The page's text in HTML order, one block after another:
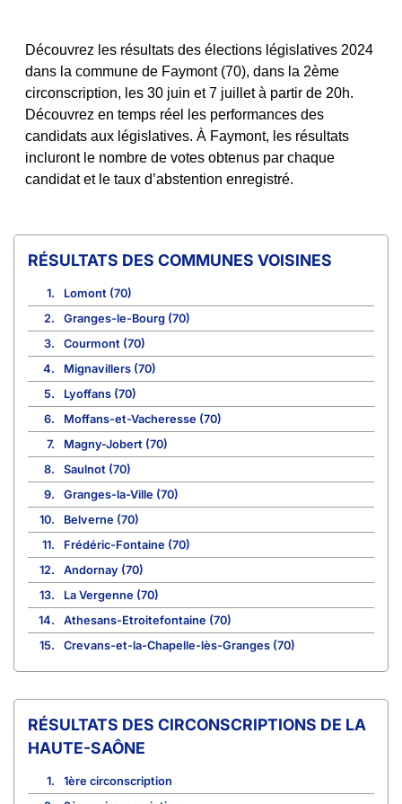
Découvrez les résultats des élections législatives 2024
dans la commune de Faymont (70), dans la 2ème
circonscription, les 30 juin et 7 juillet à partir de 20h.
Découvrez en temps réel les performances des
candidats aux législatives. À Faymont, les résultats
incluront le nombre de votes obtenus par chaque
candidat et le taux d’abstention enregistré.
COMMUNES VOISINES
1.
Lomont (70)
2.
Granges-le-Bourg (70)
3.
Courmont (70)
4.
Mignavillers (70)
5.
Lyoffans (70)
6.
Moffans-et-Vacheresse (70)
7.
Magny-Jobert (70)
8.
Saulnot (70)
9.
Granges-la-Ville (70)
10.
Belverne (70)
11.
Frédéric-Fontaine (70)
12.
Andornay (70)
13.
La Vergenne (70)
14.
Athesans-Etroitefontaine (70)
15.
Crevans-et-la-Chapelle-lès-Granges (70)
CIRCONSCRIPTIONS DE LA
HAUTE-SAÔNE
1.
1ère circonscription